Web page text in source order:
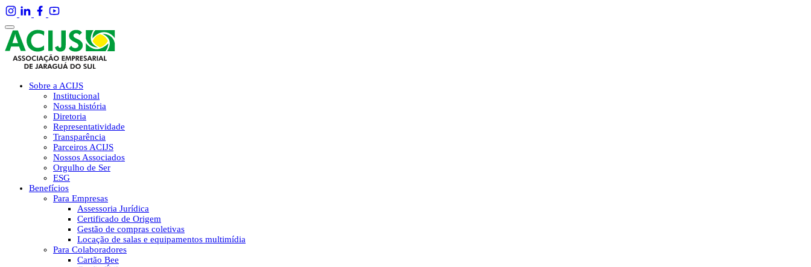
Sobre a ACIJS
Institucional
Nossa história
Diretoria
Representatividade
Transparência
Parceiros ACIJS
Nossos Associados
Orgulho de Ser
ESG
Benefícios
Para Empresas
Assessoria Jurídica
Certificado de Origem
Gestão de compras coletivas
Locação de salas e equipamentos multimídia
Para Colaboradores
Cartão Bee